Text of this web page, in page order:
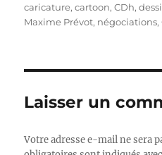
le
caricature,cartoon,CDh,
Maxime Prévot, négociations,
Laisser un
Votre adresse e-mail ne sera